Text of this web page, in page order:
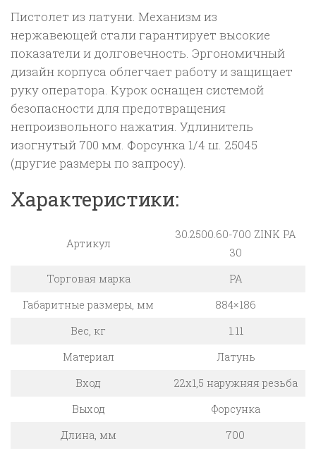
30
М22х1,5ш
700
мм.
(Изогнутый)
Пистолет из латуни. Механизм из
нержавеющей стали гарантирует высокие
показатели и долговечность. Эргономичный
дизайн корпуса облегчает работу и защищает
руку оператора. Курок оснащен системой
безопасности для предотвращения
непроизвольного нажатия. Удлинитель
изогнутый 700 мм. Форсунка 1/4 ш. 25045
(другие размеры по запросу).
Характеристики:
Артикул
30.2500.60-700 ZINK PA
30
Торговая марка
PA
Габаритные размеры, мм
884×186
Вес, кг
1.11
Материал
Латунь
Вход
22х1,5 наружняя резьба
Выход
Форсунка
Длина, мм
700